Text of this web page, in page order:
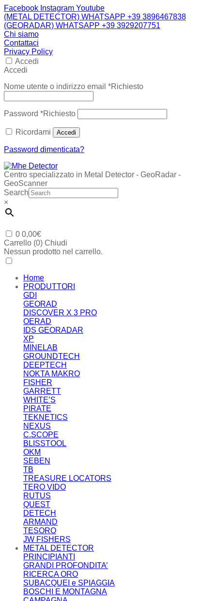
Facebook Instagram Youtube
(METAL DETECTOR) WHATSAPP +39 3896467838
(GEORADAR) WHATSAPP +39 3929207751
Chi siamo
Contattaci
Privacy Policy
Accedi
Accedi
Nome utente o indirizzo email *Richiesto
Password *Richiesto
Ricordami Accedi
Password dimenticata?
Centro specializzato in Metal Detector - GeoRadar -
GeoScanner
Search
×
0 0,00€
Carrello (0) Chiudi
Nessun prodotto nel carrello.
Home
PRODUTTORI
GDI
GEORAD
DISCOVER X 3 PRO
OERAD
IDS GEORADAR
XP
MINELAB
GROUNDTECH
DEEPTECH
NOKTA MAKRO
FISHER
GARRETT
WHITE’S
PIRATE
TEKNETICS
NEXUS
C.SCOPE
BLISSTOOL
OKM
SEBEN
TB
TREASURE LOCATORS
TERO VIDO
RUTUS
QUEST
DETECH
ARMAND
TESORO
JW FISHERS
METAL DETECTOR
PRINCIPIANTI
GRANDI PROFONDITA’
RICERCA ORO
SUBACQUEI e SPIAGGIA
BOSCHI E MONTAGNA